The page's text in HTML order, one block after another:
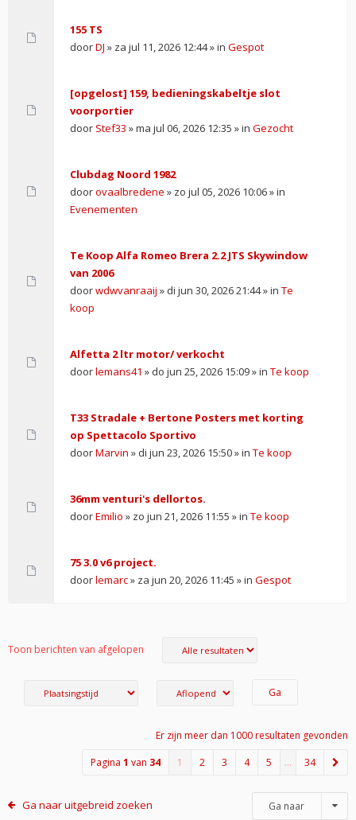
155 TS
doorDJ » za jul 11, 2026 12:44 » in Gespot
[opgelost] 159, bedieningskabeltje slot
voorportier
door Stef33 » ma jul 06, 2026 12:35 » in Gezocht
Clubdag Noord 1982
doorovaalbredene » zo jul 05, 2026 10:06 » in
Evenementen
Te Koop Alfa Romeo Brera 2.2 JTS Skywindow
van 2006
doorwdwvanraaij » di jun 30, 2026 21:44 » in Te
koop
Alfetta 2 ltr motor/ verkocht
doorlemans41 » do jun 25, 2026 15:09 » in Te koop
T33 Stradale + Bertone Posters met korting
op Spettacolo Sportivo
doorMarvin » di jun 23, 2026 15:50 » in Te koop
36mm venturi's dellortos.
doorEmilio » zo jun 21, 2026 11:55 » in Te koop
75 3.0 v6 project.
doorlemarc» za jun 20, 2026 11:45 » in Gespot
Toon berichten van afgelopen
Er zijn meer dan 1000 resultaten gevonden
Pagina 1 van 34 1 2 3 4 5 … 34
Ga naar uitgebreid zoeken Ga naar